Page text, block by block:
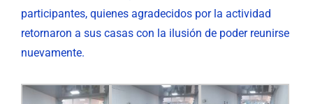
participantes, quienes agradecidos por la actividad
retornaron a sus casas con la ilusión de poder reunirse
nuevamente.